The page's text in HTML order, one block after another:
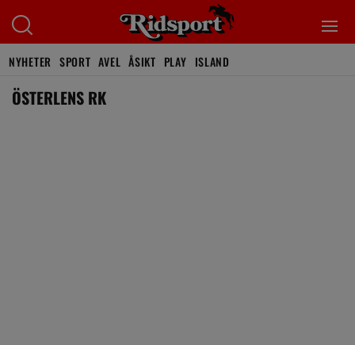
NYHETER SPORT AVEL ÅSIKT PLAY ISLAND
ÖSTERLENS RK